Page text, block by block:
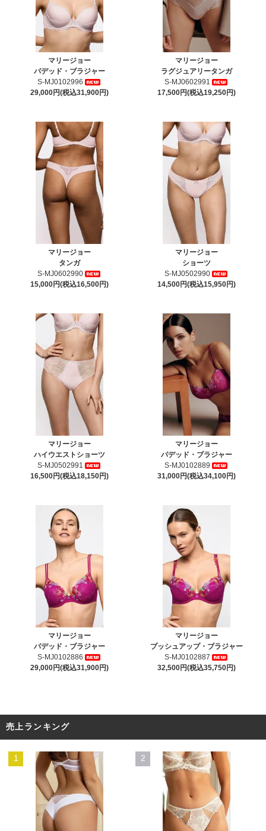
マリージョー
パデッド・ブラジャー
S-MJ0102996
29,000円(税込31,900円)
マリージョー
ラグジュアリータンガ
S-MJ0602991
17,500円(税込19,250円)
マリージョー
タンガ
S-MJ0602990
15,000円(税込16,500円)
マリージョー
ショーツ
S-MJ0502990
14,500円(税込15,950円)
マリージョー
ハイウエストショーツ
S-MJ0502991
16,500円(税込18,150円)
マリージョー
パデッド・ブラジャー
S-MJ0102889
31,000円(税込34,100円)
マリージョー
パデッド・ブラジャー
S-MJ0102886
29,000円(税込31,900円)
マリージョー
プッシュアップ・ブラジャー
S-MJ0102887
32,500円(税込35,750円)
売上ランキング
1 2